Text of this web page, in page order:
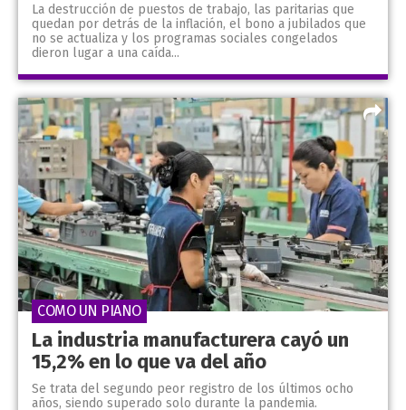
La destrucción de puestos de trabajo, las paritarias que
quedan por detrás de la inflación, el bono a jubilados que
no se actualiza y los programas sociales congelados
dieron lugar a una caída...
La industria manufacturera cayó un
15,2% en lo que va del año
Se trata del segundo peor registro de los últimos ocho
años, siendo superado solo durante la pandemia.
COMO UN PIANO